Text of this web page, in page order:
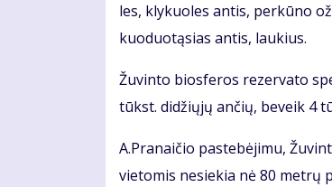
les, kly­kuo­les an­tis, per­kū­no
kuo­duo­tą­sias an­tis, lau­kius.
Žu­vin­to bios­fe­ros re­zer­va­to
tūkst. di­džių­jų an­čių, be­veik 4
A.Pra­nai­čio pa­ste­bė­ji­mu,
vie­to­mis ne­sie­kia nė 80 met­rų